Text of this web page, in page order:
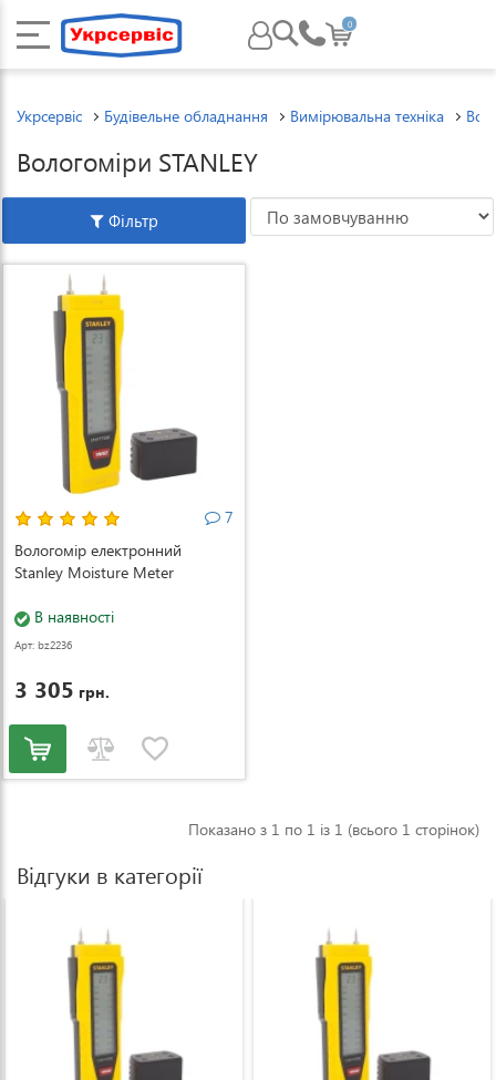
0
Укрсервіс Будівельне обладнання Вимірювальна техніка
Вологоміри STANLEY
Фільтр
7
Вологомір електронний
Stanley Moisture Meter
В наявності
Арт: bz2236
3 305 грн.
Показано з 1 по 1 із 1 (всього 1 сторінок)
Відгуки в категорії